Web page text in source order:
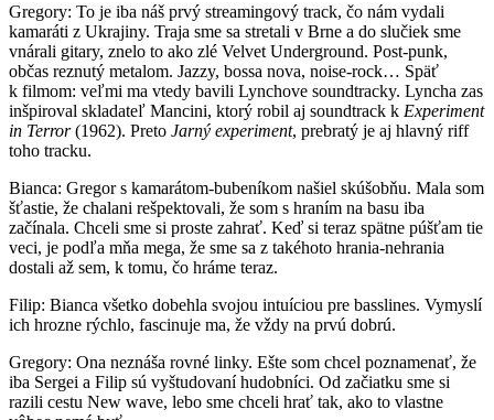
Gregory: To je iba náš prvý streamingový track, čo nám vydali
kamaráti z Ukrajiny. Traja sme sa stretali v Brne a do slučiek sme
vnárali gitary, znelo to ako zlé Velvet Underground. Post-punk,
občas reznutý metalom. Jazzy, bossa nova, noise-rock… Späť
k filmom: veľmi ma vtedy bavili Lynchove soundtracky. Lyncha zas
inšpiroval skladateľ Mancini, ktorý robil aj soundtrack k Experiment
in Terror(1962). Preto Jarný experiment, prebratý je aj hlavný riff
toho tracku.
Bianca: Gregor s kamarátom-bubeníkom našiel skúšobňu. Mala som
šťastie, že chalani rešpektovali, že som s hraním na basu iba
začínala. Chceli sme si proste zahrať. Keď si teraz spätne púšťam tie
veci, je podľa mňa mega, že sme sa z takéhoto hrania-nehrania
dostali až sem, k tomu, čo hráme teraz.
Filip: Bianca všetko dobehla svojou intuíciou pre basslines. Vymyslí
ich hrozne rýchlo, fascinuje ma, že vždy na prvú dobrú.
Gregory: Ona neznáša rovné linky. Ešte som chcel poznamenať, že
iba Sergei a Filip sú vyštudovaní hudobníci. Od začiatku sme si
razili cestu New wave, lebo sme chceli hrať tak, ako to vlastne